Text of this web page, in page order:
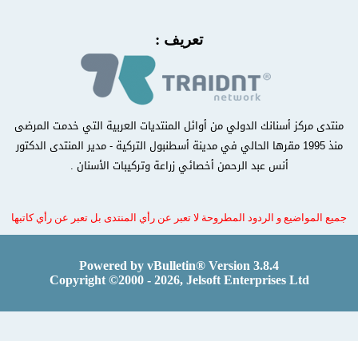
تعريف :
منتدى مركز أسنانك الدولي من أوائل المنتديات العربية التي خدمت المرضى
منذ 1995 مقرها الحالي في مدينة أسطنبول التركية - مدير المنتدى الدكتور
أنس عبد الرحمن أخصائي زراعة وتركيبات الأسنان .
جميع المواضيع و الردود المطروحة لا تعبر عن رأي المنتدى بل تعبر عن رأي كاتبها
Powered by vBulletin® Version 3.8.4
Copyright ©2000 - 2026, Jelsoft Enterprises Ltd